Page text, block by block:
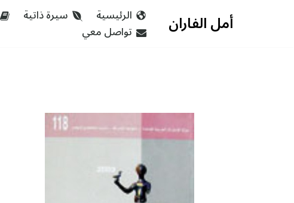
أمل الفاران الرئيسية سيرة ذاتية
تواصل معي